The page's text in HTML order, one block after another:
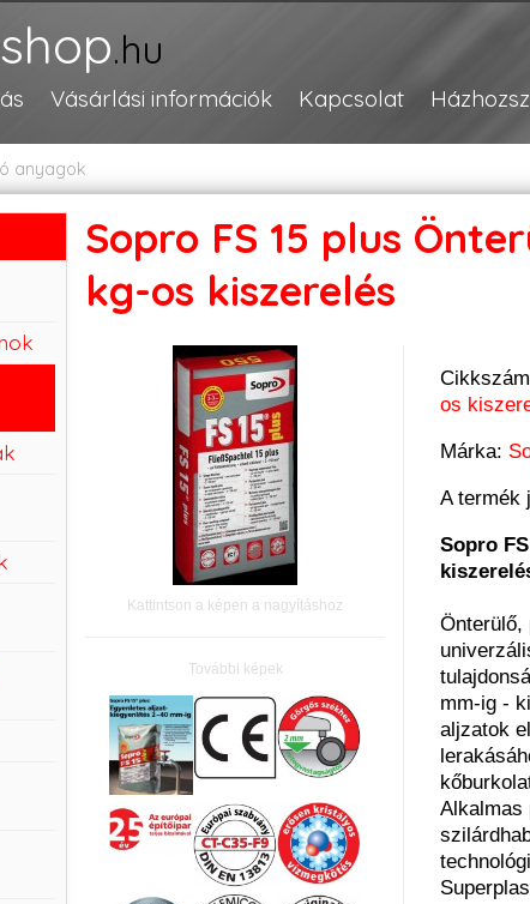
.hu
Vásárlási információk Kapcsolat
anyagok
Sopro FS 15 plus
kg-os kiszerelés
Kattintson a képen a nagyításhoz
További képek
os
Márka:
A termék
Sopro
Önterülő,
mm-ig -
aljzatok
Alkalmas